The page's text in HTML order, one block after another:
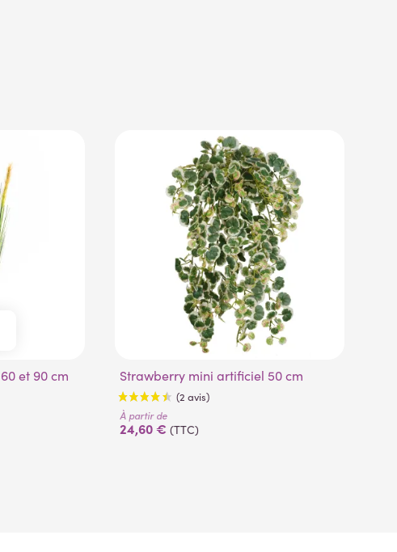
et 90 cm Strawberry mini artificiel 50 cm
À partir de
24,60 € (TTC)